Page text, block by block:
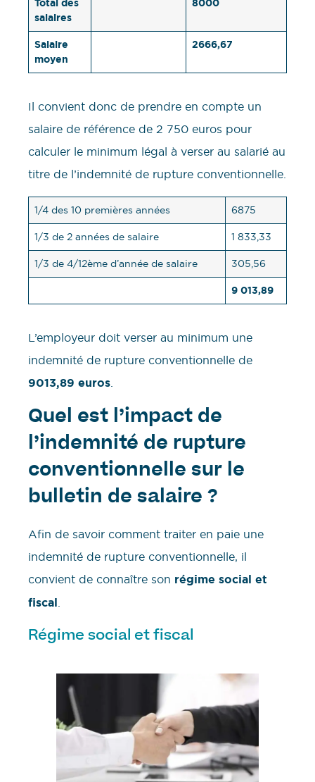
salaires
Salaire
moyen
2666,67
Il convient donc de prendre en compte un
salaire de référence de 2 750 euros pour
calculer le minimum légal à verser au salarié au
titre de l’indemnité de rupture conventionnelle.
1/4 des 10 premières années 6875
1/3 de 2 années de salaire 1 833,33
1/3 de 4/12ème d’année de salaire 305,56
9 013,89
L’employeur doit verser au minimum une
indemnité de rupture conventionnelle de
9013,89 euros
Quel est l’impact de
l’indemnité de rupture
conventionnelle sur le
bulletin de salaire ?
Afin de savoir comment traiter en paie une
indemnité de rupture conventionnelle, il
convient de connaître son régime social et
fiscal
Régime social et fiscal